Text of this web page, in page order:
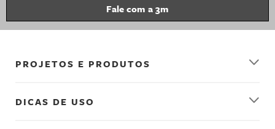
Fale com a 3m
PROJETOS E PRODUTOS
DICAS DE USO